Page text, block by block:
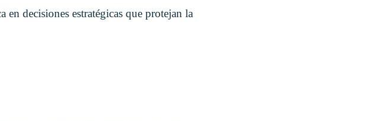
decisiones estratégicas que protejan la